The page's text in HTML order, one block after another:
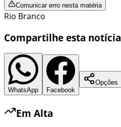
Comunicar erro nesta matéria
Rio Branco
Compartilhe esta notícia
WhatsApp Facebook
Opções
Em Alta